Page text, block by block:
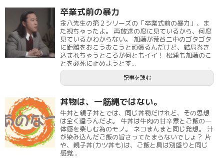
卒業式前の暴力
金八先生の第２シリーズの「卒業式前の暴力」、ま
た視ちゃったよ。 再放送の度に見ているから、何度
見ているかわからない。 加藤が荒谷二中のゴタゴタ
に距離をおこうおこうと頑張るんだけど、結局巻き
込まれちゃうところが何ともイイ！ 松浦も加藤のこ
とを必死に止めようとす...
記事を読む
丼物は、一筋縄ではない。
牛丼と親子丼とでは、同じ丼物だけれど、その思想
は全く違うんだよ。 牛丼は牛肉の甘辛煮とご飯の一
体感を楽しむ為のモノ。 ネコまんまと同じ発想。 汁
が染み込んだご飯の旨さってたまらないでしょ？ 片
や、親子丼(カツ丼も)は、ご飯と具は別盛りと同じ
感覚...